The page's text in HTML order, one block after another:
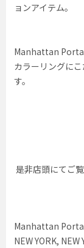
ョンアイテム。
Manhattan
カラーリングに
す。
是非店頭にてご
Manhattan
NEW YORK, NEW